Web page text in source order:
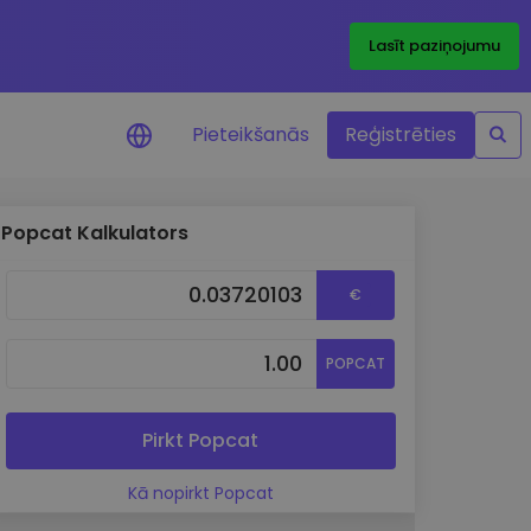
Lasīt paziņojumu
analīze
Pieteikšanās Reģistrēties
Popcat Kalkulators
€
POPCAT
Pirkt Popcat
Kā nopirkt Popcat